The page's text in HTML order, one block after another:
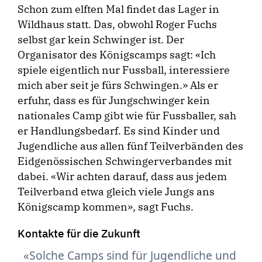
Schon zum elften Mal findet das Lager in
Wildhaus statt. Das, obwohl Roger Fuchs
selbst gar kein Schwinger ist. Der
Organisator des Königscamps sagt: «Ich
spiele eigentlich nur Fussball, interessiere
mich aber seit je fürs Schwingen.» Als er
erfuhr, dass es für Jungschwinger kein
nationales Camp gibt wie für Fussballer, sah
er Handlungsbedarf. Es sind Kinder und
Jugendliche aus allen fünf Teilverbänden des
Eidgenössischen Schwingerverbandes mit
dabei. «Wir achten darauf, dass aus jedem
Teilverband etwa gleich viele Jungs ans
Königscamp kommen», sagt Fuchs.
Kontakte für die Zukunft
Solche Camps sind für Jugendliche und